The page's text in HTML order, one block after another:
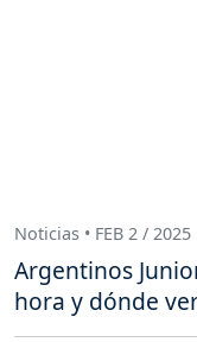
Noticias • FEB 2 / 2025
Argentinos
hora y dónde